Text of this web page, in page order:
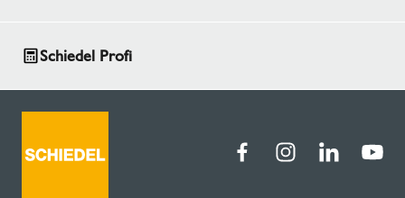
Schiedel Profi